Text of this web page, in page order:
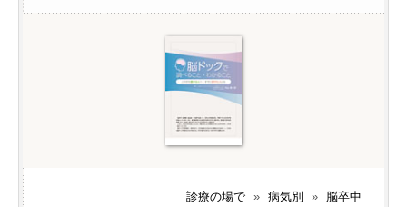
診療の場で » 病気別 » 脳卒中